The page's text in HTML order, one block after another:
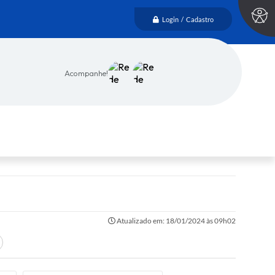
Login / Cadastro
Acompanhe!
Atualizado em: 18/01/2024 às 09h02